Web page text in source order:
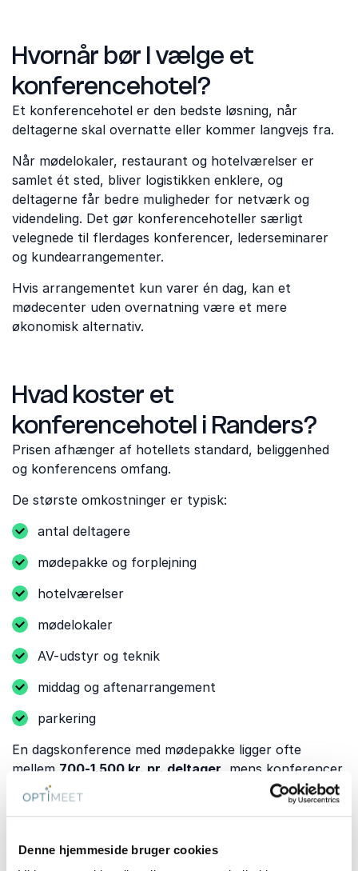
Denne hjemmeside bruger cookies
Hvornår bør I vælge et
konferencehotel?
Et konferencehotel er den bedste løsning, når
deltagerne skal overnatte eller kommer langvejs fra.
Når mødelokaler, restaurant og hotelværelser er
samlet ét sted, bliver logistikken enklere, og
deltagerne får bedre muligheder for netværk og
videndeling. Det gør konferencehoteller særligt
velegnede til flerdages konferencer, lederseminarer
og kundearrangementer.
Hvis arrangementet kun varer én dag, kan et
mødecenter uden overnatning være et mere
økonomisk alternativ.
Hvad koster et
konferencehotel i Randers?
Prisen afhænger af hotellets standard, beliggenhed
og konferencens omfang.
De største omkostninger er typisk:
antal deltagere
mødepakke og forplejning
hotelværelser
mødelokaler
AV-udstyr og teknik
middag og aftenarrangement
parkering
En dagskonference med mødepakke ligger ofte
mellem 700-1.500 kr. pr. deltager , mens konferencer
med overnatning typisk koster fra
1.900 kr. pr.
deltager
afhængigt af hotel, sæson og forplejning.
morgenmad, WiFi, AV-udstyr, teknisk support og